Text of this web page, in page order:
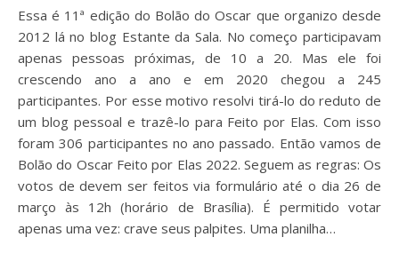
Essa é 11ª edição do Bolão do Oscar que organizo desde
2012 lá no blog Estante da Sala. No começo participavam
apenas pessoas próximas, de 10 a 20. Mas ele foi
crescendo ano a ano e em 2020 chegou a 245
participantes. Por esse motivo resolvi tirá-lo do reduto de
um blog pessoal e trazê-lo para Feito por Elas. Com isso
foram 306 participantes no ano passado. Então vamos de
Bolão do Oscar Feito por Elas 2022. Seguem as regras: Os
votos de devem ser feitos via formulário até o dia 26 de
março às 12h (horário de Brasília). É permitido votar
apenas uma vez: crave seus palpites. Uma planilha…